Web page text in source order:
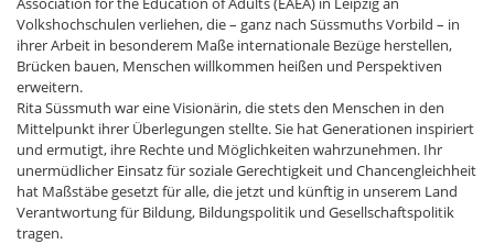
Volkshochschulen verliehen, die – ganz nach Süssmuths Vorbild – in
ihrer Arbeit in besonderem Maße internationale Bezüge herstellen,
Brücken bauen, Menschen willkommen heißen und Perspektiven
erweitern.
Rita Süssmuth war eine Visionärin, die stets den Menschen in den
Mittelpunkt ihrer Überlegungen stellte. Sie hat Generationen inspiriert
und ermutigt, ihre Rechte und Möglichkeiten wahrzunehmen. Ihr
unermüdlicher Einsatz für soziale Gerechtigkeit und Chancengleichheit
hat Maßstäbe gesetzt für alle, die jetzt und künftig in unserem Land
Verantwortung für Bildung, Bildungspolitik und Gesellschaftspolitik
tragen.